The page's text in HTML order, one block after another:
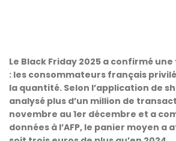
Le Black Friday 2025 a confirmé
: les consommateurs français
la quantité. Selon l’application de
analysé plus d’un million de
novembre au 1er décembre et a
données à l’AFP, le panier moyen a